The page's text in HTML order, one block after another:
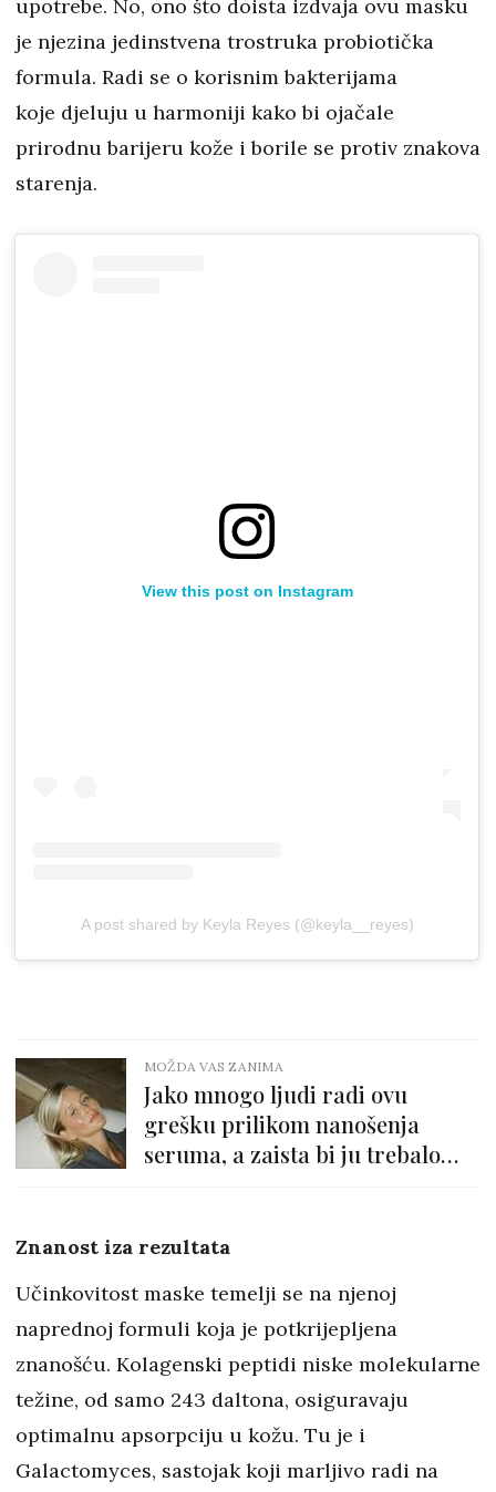
upotrebe. No, ono što doista izdvaja ovu masku
je njezina jedinstvena trostruka probiotička
formula. Radi se o korisnim bakterijama
koje djeluju u harmoniji kako bi ojačale
prirodnu barijeru kože i borile se protiv znakova
starenja.
View this post on Instagram
A post shared by Keyla Reyes (@keyla__reyes)
MOŽDA VAS ZANIMA
Jako mnogo ljudi radi ovu
grešku prilikom nanošenja
seruma, a zaista bi ju trebalo
Znanost iza rezultata
Učinkovitost maske temelji se na njenoj
naprednoj formuli koja je potkrijepljena
znanošću. Kolagenski peptidi niske molekularne
težine, od samo 243 daltona, osiguravaju
optimalnu apsorpciju u kožu. Tu je i
Galactomyces, sastojak koji marljivo radi na